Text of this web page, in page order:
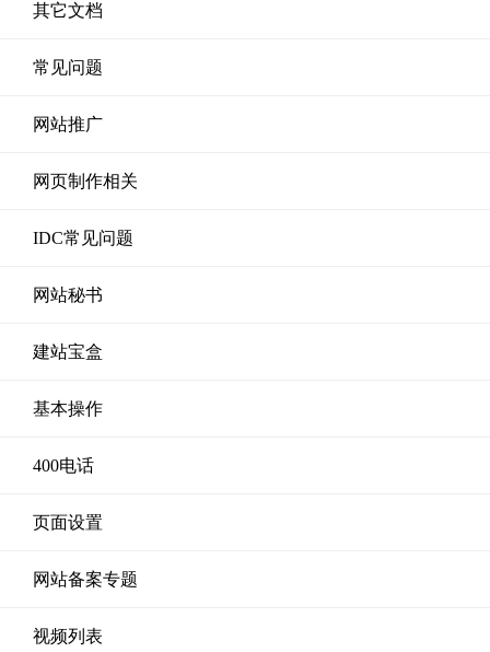
其它文档
常见问题
网站推广
网页制作相关
IDC常见问题
网站秘书
建站宝盒
基本操作
400电话
页面设置
网站备案专题
视频列表